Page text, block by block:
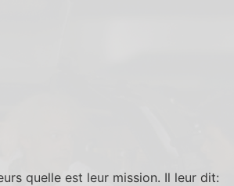
quelle est leur mission. Il leur dit: